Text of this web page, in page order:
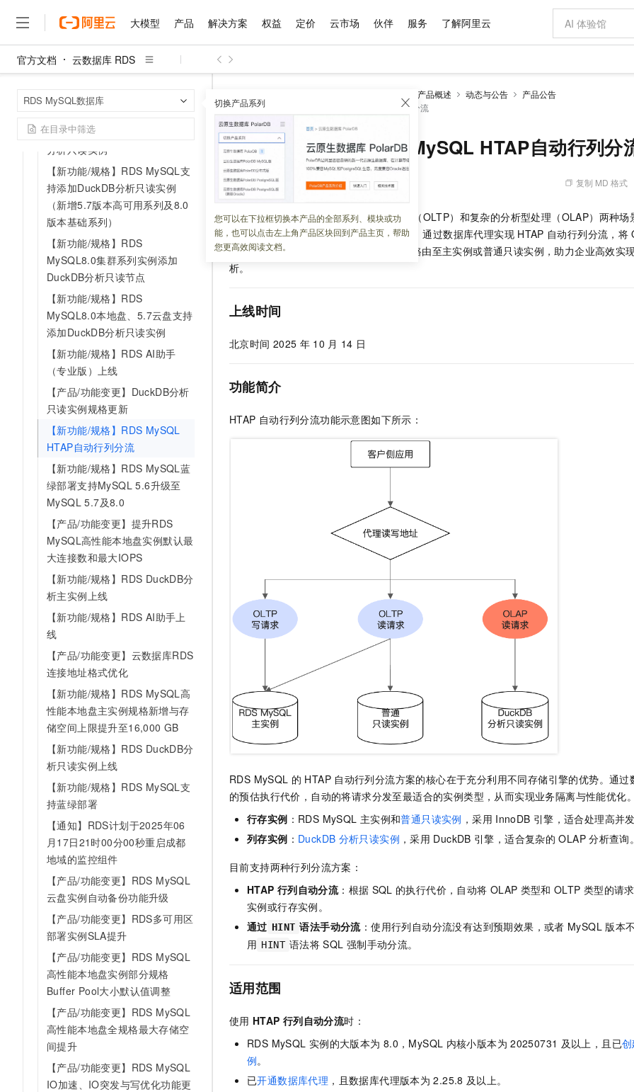
大模型 产品 解决方案 权益 定价 云市场 伙伴 服务 了解阿里云
官方文档 云数据库 RDS
RDS MySQL数据库 切换产品系列
您可以在下拉框切换本产品的全部系列、模块或功
能，也可以点击左上角产品区块回到产品主页，帮助
您更高效阅读文档。
【产品/功能变更】RDS MySQL
支持24,000 GB
【新功能/规格】DuckDB分析主
实例新增支持基础系列
5.7 集群版实例支持添加DuckDB
分析只读实例
【新功能/规格】RDS MySQL支
持添加DuckDB分析只读实例
（新增5.7版本高可用系列及8.0
版本基础系列）
【新功能/规格】RDS
MySQL8.0集群系列实例添加
DuckDB分析只读节点
【新功能/规格】RDS
MySQL8.0本地盘、5.7云盘支持
添加DuckDB分析只读实例
【新功能/规格】RDS AI助手
（专业版）上线
【产品/功能变更】DuckDB分析
只读实例规格更新
【新功能/规格】RDS MySQL
HTAP自动行列分流
【新功能/规格】RDS MySQL蓝
绿部署支持MySQL 5.6升级至
MySQL 5.7及8.0
【产品/功能变更】提升RDS
MySQL高性能本地盘实例默认最
大连接数和最大IOPS
【新功能/规格】RDS DuckDB分
析主实例上线
【新功能/规格】RDS AI助手上
线
【产品/功能变更】云数据库RDS
连接地址格式优化
【新功能/规格】RDS MySQL高
性能本地盘主实例规格新增与存
储空间上限提升至16,000 GB
【新功能/规格】RDS DuckDB分
析只读实例上线
【新功能/规格】RDS MySQL支
持蓝绿部署
【通知】RDS计划于2025年06
月17日21时00分00秒重启成都
地域的监控组件
【产品/功能变更】RDS MySQL
云盘实例自动备份功能升级
【产品/功能变更】RDS多可用区
部署实例SLA提升
【产品/功能变更】RDS MySQL
高性能本地盘实例部分规格
Buffer Pool大小默认值调整
【产品/功能变更】RDS MySQL
高性能本地盘全规格最大存储空
间提升
【产品/功能变更】RDS MySQL
IO加速、IO突发与写优化功能更
产品概述 动态与公告
产品公告
【新功能/规格】RDS MySQL HTAP自动行列分流
【新功能/规格】RDS MySQL HTAP自动行列分
更新时间：2025-10-17 08:33:30 复制 MD 格式
当您的业务同时涉及高并发的事务型处理（OLTP）和复杂的分析型处理（OLAP）两种场
MySQL 实例添加 DuckDB 分析只读实例。通过数据库代理实现 HTAP 自动行列分流，将
DuckDB 分析只读实例，OLTP
查询请求路由至主实例或普通只读实例，助力企业高效实
析。
上线时间
北京时间 2025 年 10 月 14 日
功能简介
HTAP 自动行列分流功能示意图如下所示：
RDS MySQL 的 HTAP 自动行列分流方案的核心在于充分利用不同存储引擎的优势。通过
的预估执行代价，自动的将请求分发至最适合的实例类型，从而实现业务隔离与性能优化。
行存实例 ：RDS MySQL 主实例和普通只读实例 ，采用 InnoDB 引擎，适合处理高并
列存实例 ： DuckDB 分析只读实例 ，采用 DuckDB 引擎，适合复杂的 OLAP 分析查询。
目前支持两种行列分流方案：
HTAP 行列自动分流：根据 SQL 的执行代价，自动将 OLAP 类型和 OLTP 类型的请
实例或行存实例。
通过 HINT 语法手动分流：使用行列自动分流没有达到预期效果，或者 MySQL 版本
用 HINT 语法将 SQL 强制手动分流。
适用范围
使用 HTAP 行列自动分流时：
RDS MySQL 实例的大版本为 8.0，MySQL 内核小版本为 20250731 及以上，且已创
例。
已开通数据库代理 ，且数据库代理版本为 2.25.8 及以上。
大模型
大模型
文本生成
Qwen3.8-Max HOT
智能体时代全能旗舰模型
Qwen3.7-Plus
Qwen3-VL-Plus
Kimi-K3 NEW
Kimi 最新旗舰模型，长程编程与推理利器
图片和
让文字生成流
大模型服务
个人版上线、团队版降价；千问3.8-Max首发发尝鲜
在线体验全尺寸、多种模态的模型效果
新一代 AI 视频生成模型，深度适配广告营销等场景
丰富多元化的应用模版和解决方案
大模型服务平台百炼-智能体
灵活可视化地构建企业级 Agent
快速部署 Dify，高效搭建 AI 应用
依托云原生高可用架构,实现Dify私有化部署
10 分钟在聊天系统中增加一个 AI 助手
用1%尺寸在特定领域达到大模型90%以上效果
即刻拥有 DeepSeek-R1 满血版
产品
精选产品
人工智能与机器学习
计算
容器
存储
网络与CDN
安全
中间件
数据库
大数据计算
媒体服务
企业服务与云通信
域名与网站
终端用户计算
Serverless
开发工具
迁移与运维管理
专有云
精选产品
大模型服务平台百炼
大模型服务与应用平台
千问大模型
多元化、高性能、安全可靠的大模型服务
无影云电脑
随时随地安全接入的云上超级电脑
云解析DNS
域名与网站
对象存储 OSS
一站式AI开发、训练和推理服务
Qoder CN
基于千问大模型等，支持代码智能生成、研发智能问答
云数据库 RDS
面向真实软件
云原生数据
解决方案
精选解决方案
互联网应用开发
大数据
现代化应用
安全
网络
可观测
上云与迁云
企业出海
政企业务
精选解决方案
千问办公，解锁你的工作新方式
企业级Agent产品，直接交付可用成果
Agency Agents：拥有专属领域专家
多领域专家智能体,一键组建 AI 虚拟交付团队
HappyHorse 打造一站式影视创作平台
快速拥有专属 OpenClaw
睿译宝，AI翻译排版一步到位
GLM-5.2：长任务时代开源旗舰模型
自主进化，持久记忆，越用越聪明
Claude Code + GStack 打造工程团队
安装技能 GStack，拥有专属 AI 工程团队
即刻拥有
低代码高效
权益 普惠上云
普惠上云 官方力荐
云服务器38元/年起，超值低价云产品抢先购
官方推荐返现计划
推荐新用户得奖励，单订单最高返9万
云工开物
高校专属算力普惠，学生认证享300元代金券
免费试用
1亿+ 大模型 tokens 和 30+ 款产品免费体验
产品新客免费试用，最长12个月
大模型ACA认证体验
AI 特惠
智启 AI 普惠权益
阿里云 OPC 创新助力计划
至高百万元 Token 补贴，加速一人公司成长
Qwen3.8-Max 首发尝鲜，限时加量 10 倍，夜间低至2折
千问办公，限时限量积分加倍 NEW
你的AI工作搭子，覆盖日常办公高频场景
AI 场景体
AI 电商营销
图文、视频一
AI 建站
0 代码专业建
定价 产品定价
了解云产品的定价详情
云上成本管理
管理和优化成本
价格计算器
自助选配和估算价格
价格优势
推动算力普惠，释放技术红利
配置报价
云市场 精选商城
网站建设
多端小程序
Salesforce 国际版订阅
友盟天域
观测云
Tuya 物联网平台阿里云版
蓝凌 OA
畅捷通
Tableau 订阅
数据与 API
数据集
身份实名认证
短信
OCR 文字识别
发票查验
400电话
基础软件
CentOS
Docker
JAVA
全能环境
伙伴 成为销售伙伴
分销伙伴
咨询伙伴
销售伙伴合作计划
Salesforce On Alibaba Cloud
Consulting Partner 合作计划
AI 大模型销售与服务生态合作计划
成为产品伙伴
产品生态集成认证中心
产品生态伙伴工作台
产品伙伴
云存储合作
数据库合作
云网络合作
Salesforce
计划
服务 售前咨询
在线服务
售后服务
自助服务
工单服务
短信专区
企业增值服务
企业支持计划
企业增值服务台
服务实践
创新中心
阿里云认证
训练营
官网公告
健康状态
了解阿里云 为什么选择阿里云
什么是云计算
技术领先
稳定可靠
安全合规
分析师报告
研究报告与白皮书
天池大赛
AI 算法大赛
最佳实践
云上春晚
云栖战略参考
云上的中国
看见新力量
金融模力时刻
市场活动
云栖大会
活动全景
魔搭
魔搭